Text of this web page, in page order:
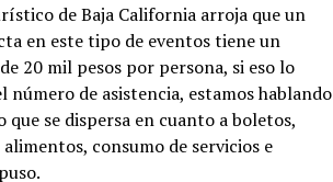
de Baja California arroja que un
en este tipo de eventos tiene un
20 mil pesos por persona, si eso lo
de asistencia, estamos hablando
que se dispersa en cuanto a boletos,
consumo de servicios e